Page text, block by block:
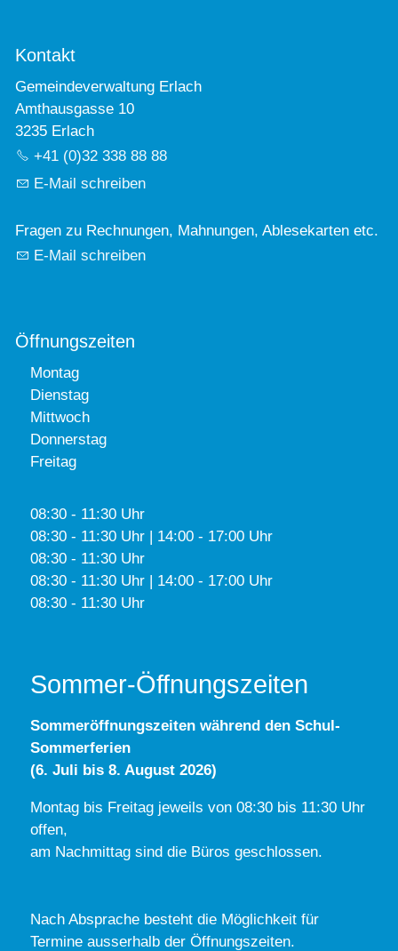
Kontakt
Gemeindeverwaltung Erlach
Amthausgasse 10
3235 Erlach
+41 (0)32 338 88 88
E-Mail schreiben
Fragen zu Rechnungen, Mahnungen, Ablesekarten etc.
E-Mail schreiben
Öffnungszeiten
Montag
Dienstag
Mittwoch
Donnerstag
Freitag
08:30 - 11:30 Uhr
08:30 - 11:30 Uhr | 14:00 - 17:00 Uhr
08:30 - 11:30 Uhr
08:30 - 11:30 Uhr | 14:00 - 17:00 Uhr
08:30 - 11:30 Uhr
Sommer-Öffnungszeiten
Sommeröffnungszeiten während den Schul-
Sommerferien
(6. Juli bis 8. August 2026)
Montag bis Freitag jeweils von 08:30 bis 11:30 Uhr
offen,
am Nachmittag sind die Büros geschlossen.
Nach Absprache besteht die Möglichkeit für
Termine ausserhalb der Öffnungszeiten.